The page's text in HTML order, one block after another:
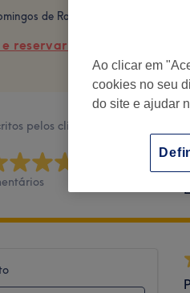
de Rana, PT
reservar online
pelos clientes após a visita.
Ao clicar em
cookies no seu
do site e ajudar